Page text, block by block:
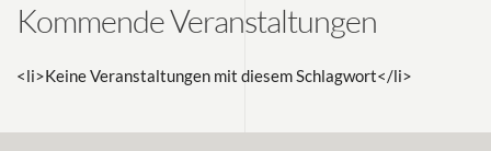
Kommende Veranstaltungen
<li>Keine Veranstaltungen mit diesem Schlagwort</li>